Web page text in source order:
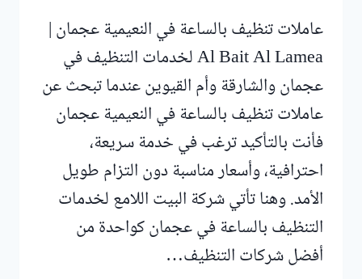
عاملات تنظيف بالساعة في النعيمية عجمان |
Al Bait Al Lamea لخدمات التنظيف في
عجمان والشارقة وأم القيوين عندما تبحث عن
عاملات تنظيف بالساعة في النعيمية عجمان
فأنت بالتأكيد ترغب في خدمة سريعة،
احترافية، وأسعار مناسبة دون التزام طويل
الأمد. وهنا تأتي شركة البيت اللامع لخدمات
التنظيف بالساعة في عجمان كواحدة من
أفضل شركات التنظيف…